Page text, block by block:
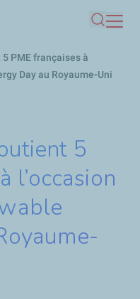
PME françaises à
Day au Royaume-Uni
5
l’occasion